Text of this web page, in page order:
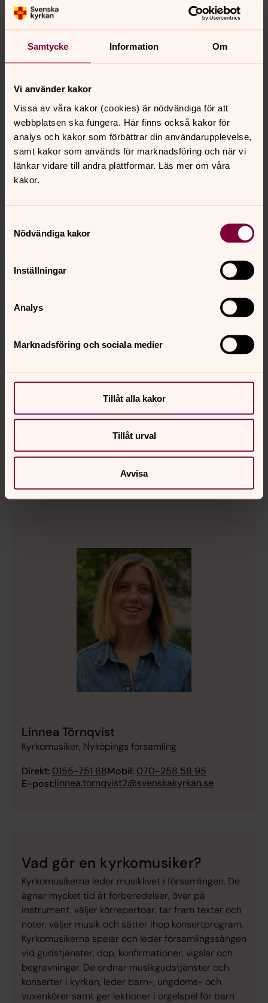
Samtycke Information Om
Vi använder kakor
Vissa av våra kakor (cookies) är nödvändiga för att
webbplatsen ska fungera. Här finns också kakor för
analys och kakor som förbättrar din användarupplevelse,
samt kakor som används för marknadsföring och när vi
länkar vidare till andra plattformar. Läs mer om våra
kakor.
Nödvändiga kakor
Inställningar
Analys
Marknadsföring och sociala medier
Tillåt alla kakor
Tillåt urval
Avvisa
Kyrkomusiker, Nyköpings församling
Direkt:0155-751 54 Mobil:072-225 27 61
E-post:cecilia.norinder@svenskakyrkan.se
Jenny Tjärnström
Organist, Nyköpings församling
Direkt:0155-751 38Mobil:076-109 91 67
Linnea Törnqvist
Kyrkomusiker, Nyköpings församling
Direkt: 0155-751 68Mobil: 070-258 58 95
E-post:linnea.tornqvist2@svenskakyrkan.se
Vad gör en kyrkomusiker?
Kyrkomusikerna leder musiklivet i församlingen. De
ägnar mycket tid åt förberedelser, övar på
instrument, väljer körrepertoar, tar fram texter och
noter, väljer musik och sätter ihop konsertprogram.
Kyrkomusikerna spelar och leder församlingssången
vid gudstjänster, dop, konfirmationer, vigslar och
begravningar. De ordnar musikgudstjänster och
konserter i kyrkan, leder barn-, ungdoms- och
vuxenkörer samt ger lektioner i orgelspel för barn